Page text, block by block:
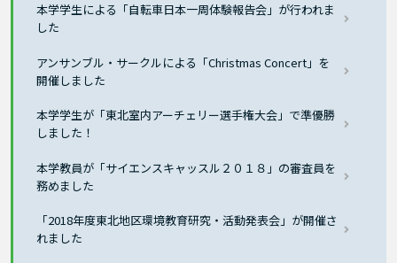
本学学生による「自転車日本一周体験報告会」が行われま
した
アンサンブル・サークルによる「Christmas Concert」を
開催しました
本学学生が「東北室内アーチェリー選手権大会」で準優勝
しました！
本学教員が「サイエンスキャッスル２０１８」の審査員を
務めました
「2018年度東北地区環境教育研究・活動発表会」が開催さ
れました